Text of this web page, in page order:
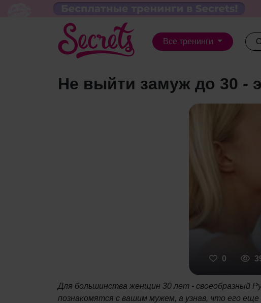
Все тренинги
Не выйти замуж до 30 -
0
Для большинства женщин 30 лет - своеобразный
познакомятся с вашим мужем, а узнав, что его